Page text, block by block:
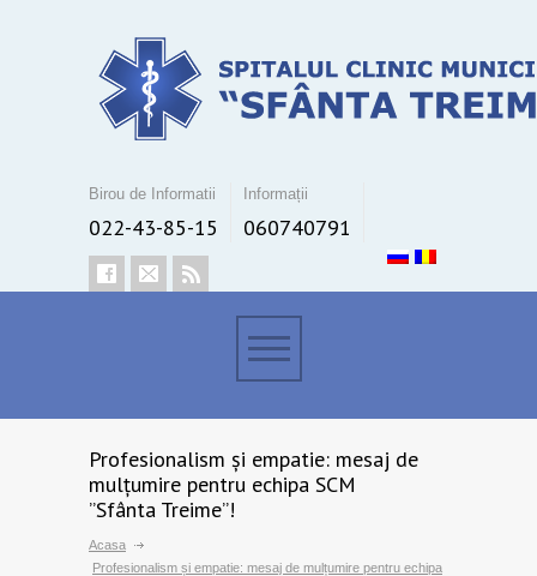
Birou de Informatii
022-43-85-15
Informații
060740791
Profesionalism și empatie: mesaj de
mulțumire pentru echipa SCM
”Sfânta Treime”!
Acasa
Profesionalism și empatie: mesaj de mulțumire pentru echipa